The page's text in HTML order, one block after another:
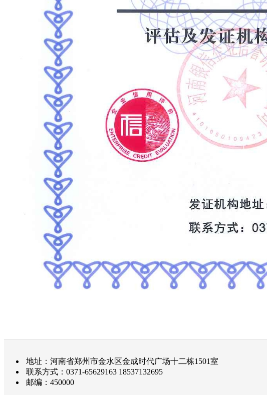
地址：河南省郑州市金水区金成时代广场十二栋1501室
联系方式：0371-65629163 18537132695
邮编：450000